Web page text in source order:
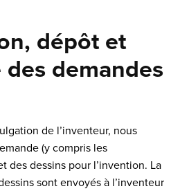
dépôt et
demandes
de l’inventeur, nous
(y compris les
des dessins pour l’invention. La
sont envoyés à l’inventeur